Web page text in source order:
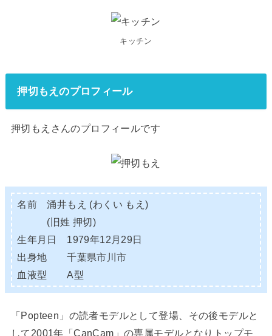
キッチン
押切もえのプロフィール
押切もえさんのプロフィールです
名前 涌井もえ (わくい もえ)
(旧姓 押切)
生年月日 1979年12月29日
出身地 千葉県市川市
血液型 A型
「Popteen」の読者モデルとして登場、その後モデルと
して2001年「CanCam」の専属モデルとなりトップモ